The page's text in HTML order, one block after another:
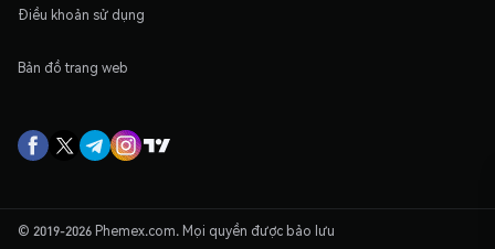
Điều khoản sử dụng
Bản đồ trang web
© 2019-2026 Phemex.com. Mọi quyền được bảo lưu